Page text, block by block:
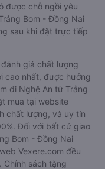
được chỗ ngồi yêu
Bom - Đồng Nai
sau khi đặt trực tiếp
giá chất lượng
cao nhất, được hưởng
đi Nghệ An từ Trảng
mua tại website
chất lượng, và uy tín
Đối với bất cứ giao
Bom - Đồng Nai
Vexere.com đều
Chính sách tặng